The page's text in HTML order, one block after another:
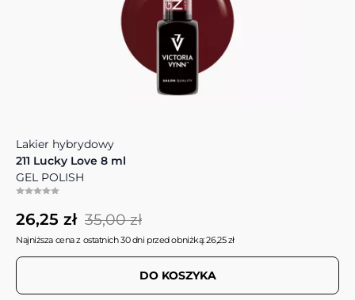
Lakier hybrydowy
211 Lucky Love 8 ml
GEL POLISH
26,25 zł 35,00 zł
Najniższa cena z ostatnich 30 dni przed obniżką: 26,25 zł
DO KOSZYKA